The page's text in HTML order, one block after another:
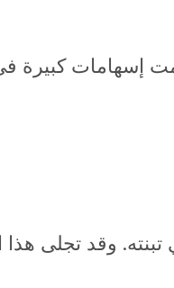
إسهامات كبيرة
وقد تجلى هذا